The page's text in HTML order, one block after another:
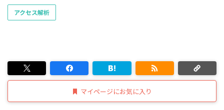
アクセス解析
マイページにお気に入り